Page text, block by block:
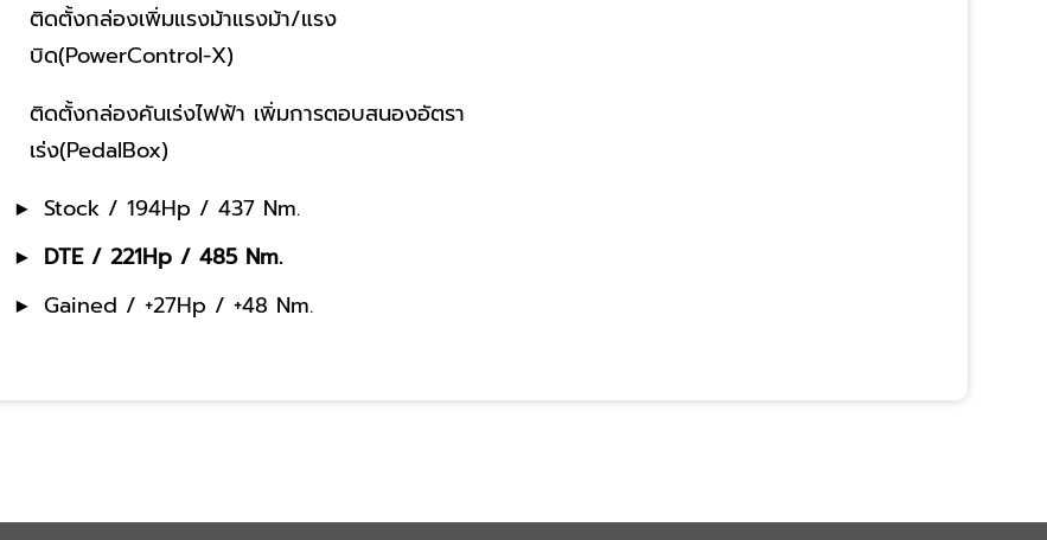
ติดตั้งกล่องเพิ่มแรงม้าแรงม้า/แรง
บิด(PowerControl-X)
ติดตั้งกล่องคันเร่งไฟฟ้า เพิ่มการตอบสนองอัตรา
เร่ง(PedalBox)
Stock / 194Hp / 437 Nm.
DTE / 221Hp / 485 Nm.
Gained / +27Hp / +48 Nm.